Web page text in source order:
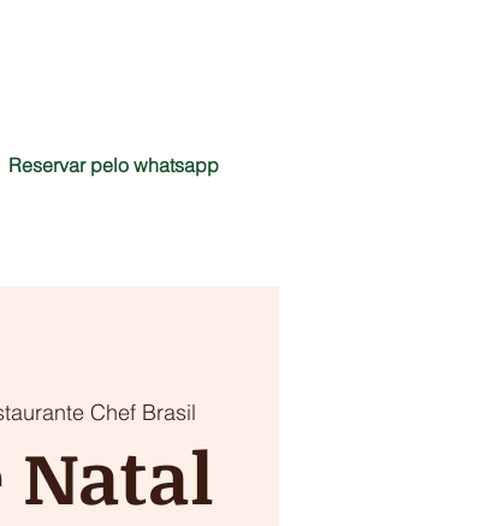
Reservar pelo whatsapp
Chef Brasil
Natal